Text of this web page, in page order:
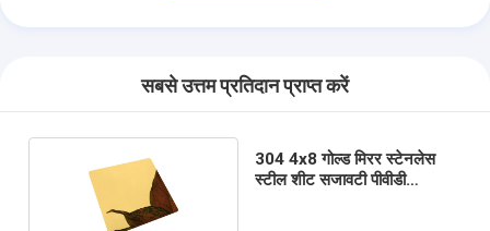
सबसे उत्तम प्रतिदान प्राप्त करें
304 4x8 गोल्ड मिरर स्टेनलेस
स्टील शीट सजावटी पीवीडी